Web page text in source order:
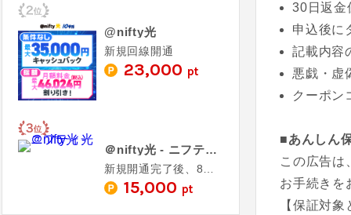
30日返金
申込後に
記載内容
悪戯・虚
クーポン
■あんしん
この広告は
お手続きを
【保証対
@nifty光
新規回線開通
23,000 pt
＠nifty光 - ニフティ光
15,000 pt